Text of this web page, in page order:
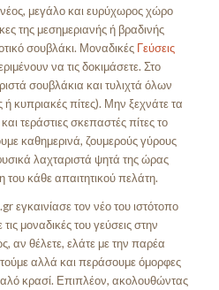
μεγάλο και ευρύχωρος χώρο
της μεσημεριανής ή βραδινής
σουβλάκι. Μοναδικές Γεύσεις
να τις δοκιμάσετε. Στο
σουβλάκια και τυλιχτά όλων
κυπριακές πίτες). Μην ξεχνάτε τα
τεράστιες σκεπαστές πίτες το
καθημερινά, ζουμερούς γύρους
λαχταριστά ψητά της ώρας
κάθε απαιτητικού πελάτη.
εγκαινίασε τον νέο του ιστότοπο
μοναδικές του γεύσεις στην
αν θέλετε, ελάτε με την παρέα
αλλά και περάσουμε όμορφες
κρασί. Επιπλέον, ακολουθώντας